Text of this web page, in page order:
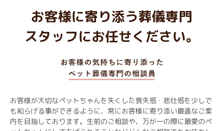
お客様に寄り添う葬儀専門
スタッフにお任せください。
お客様が大切なペットちゃんを失くした喪失感・悲壮感を少しで
も和らげる事ができるように、常にお客様に寄り添い最適なご案
内を目指しております。生前のご相談や、万が一の際に最愛のペ